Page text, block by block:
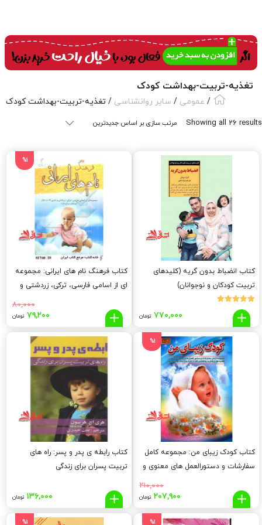
تغذیه-تربیت-بهداشت کودک
/ عمومی / سایر روانشناسی / تغذیه-تربیت-بهداشت کودک
Showing all 26 results
Sorted
latest
کتاب انضباط بدون گریه (کلیدهای
تربیت کودکان و نوجوانان)
نمره
5.00
۷۷۰,۰۰۰ تومان
کتاب فرهنگ نام های ایرانی: مجموعه
ای از اسامی فارسی، ترکی، زردشتی و
۸۰,۰۰۰
قیمت
اصلی:
۸۰,۰۰۰
تومان
بود.
۷۹,۲۰۰ تومان
کتاب کودک زیبای من: مجموعه کامل
سفارشات و دستورالعمل های معنوی و
روانشناسی قبل از بارداری تا پایان دوره
شیردهی
۲۱۰,۰۰۰
قیمت
اصلی:
۲۱۰,۰۰۰
۲۰۷,۹۰۰ تومانقیمت
فعلی:
کتاب رابطه ی پدر و پسر: راه های
تربیت پسران برای زندگی
۱۳۶,۰۰۰ تومان